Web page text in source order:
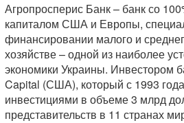
Агропросперис Банк – банк со
капиталом США и Европы,
финансировании малого и
хозяйстве – одной из наиболее
экономики Украины. Инвестором
Capital (США), который с 1993
инвестициями в объеме 3 млрд
представительств в 11 странах